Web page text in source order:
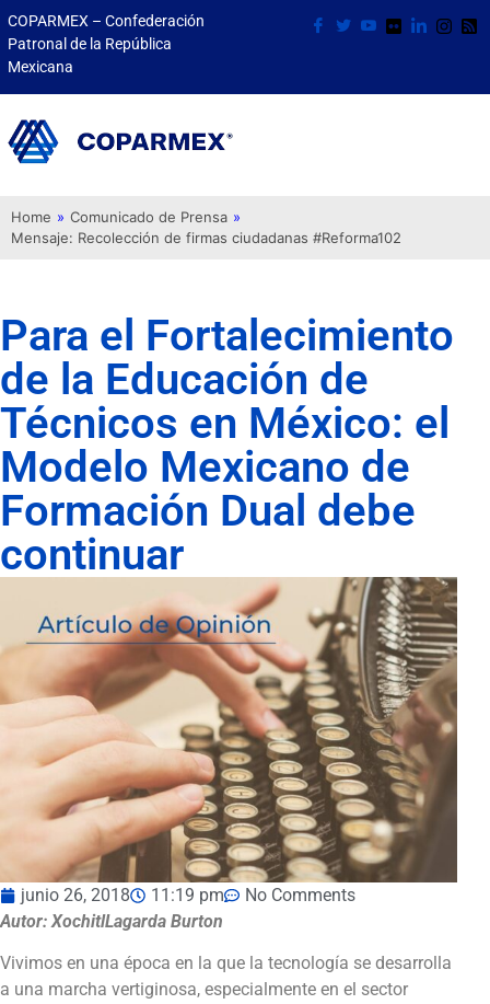
COPARMEX – Confederación
Patronal de la República
Mexicana
Home » Comunicado de Prensa »
Mensaje: Recolección de firmas ciudadanas #Reforma102
Para el Fortalecimiento
de la Educación de
Técnicos en México: el
Modelo Mexicano de
Formación Dual debe
continuar
junio 26, 2018 11:19 pm
No Comments
Autor: XochitlLagarda Burton
Vivimos en una época en la que la tecnología se desarrolla
a una marcha vertiginosa, especialmente en el sector